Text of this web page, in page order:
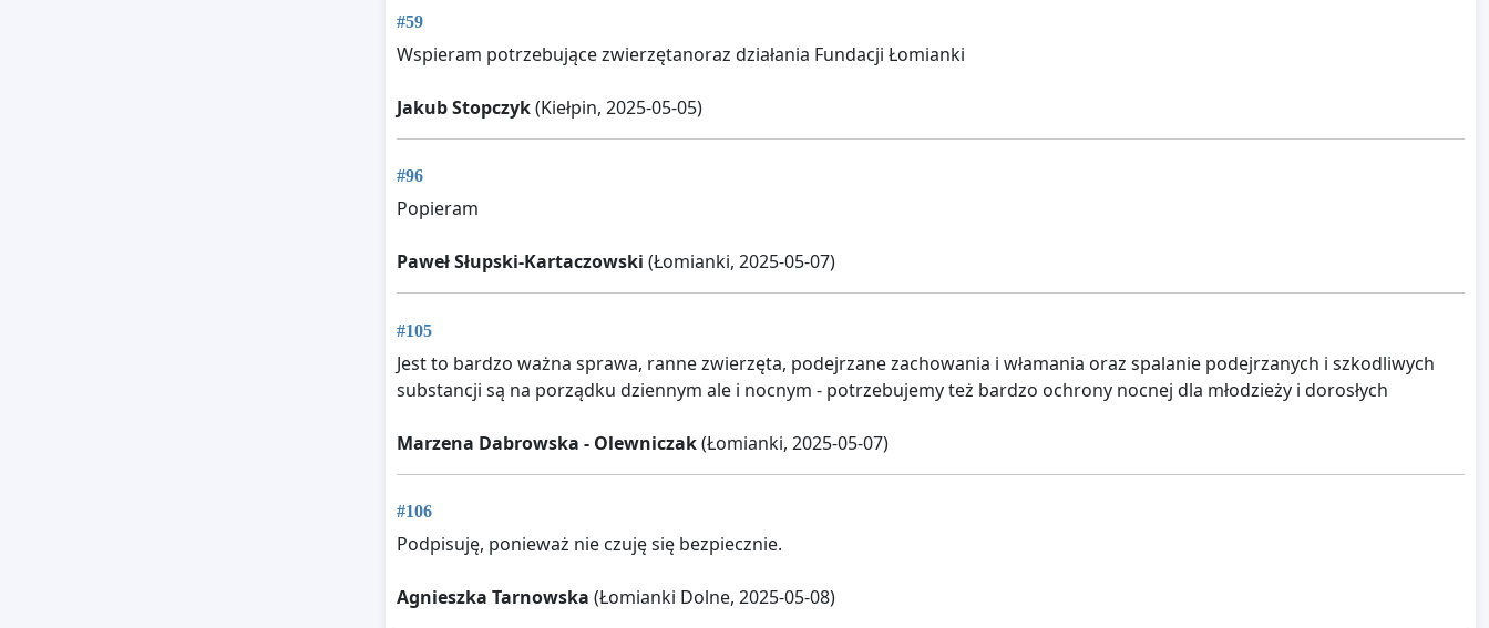
#59
Wspieram potrzebujące zwierzętanoraz działania Fundacji Łomianki
Jakub Stopczyk(Kiełpin, 2025-05-05)
#96
Popieram
Paweł Słupski-Kartaczowski (Łomianki, 2025-05-07)
#105
Jest to bardzo ważna sprawa, ranne zwierzęta, podejrzane zachowania i włamania oraz spalanie podejrzanych i szkodliwych
substancji są na porządku dziennym ale i nocnym - potrzebujemy też bardzo ochrony nocnej dla młodzieży i dorosłych
Marzena Dabrowska - Olewniczak(Łomianki, 2025-05-07)
#106
Podpisuję, ponieważ nie czuję się bezpiecznie.
Agnieszka Tarnowska (Łomianki Dolne, 2025-05-08)